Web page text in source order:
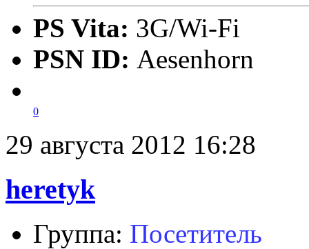
PS Vita: 3G/Wi-Fi
PSN ID: Aesenhorn
0
29 августа 2012 16:28
heretyk
Группа: Посетитель